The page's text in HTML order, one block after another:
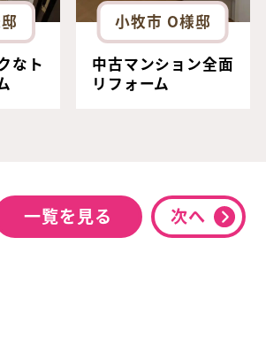
なト
小牧市 O様邸
中古マンション全面
リフォーム
一覧を見る 次へ